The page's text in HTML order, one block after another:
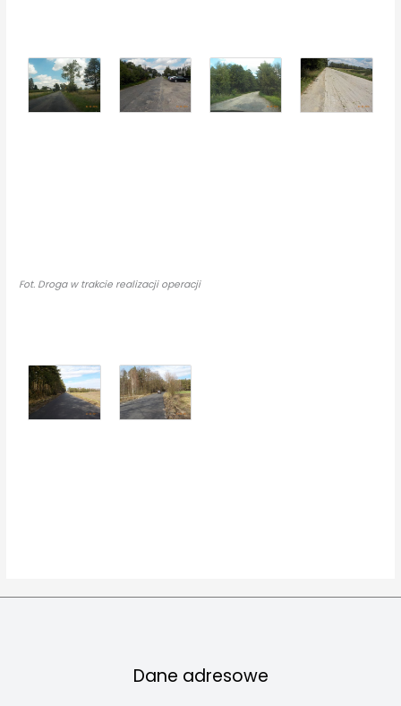
Fot. Droga w trakcie realizacji operacji
Dane adresowe